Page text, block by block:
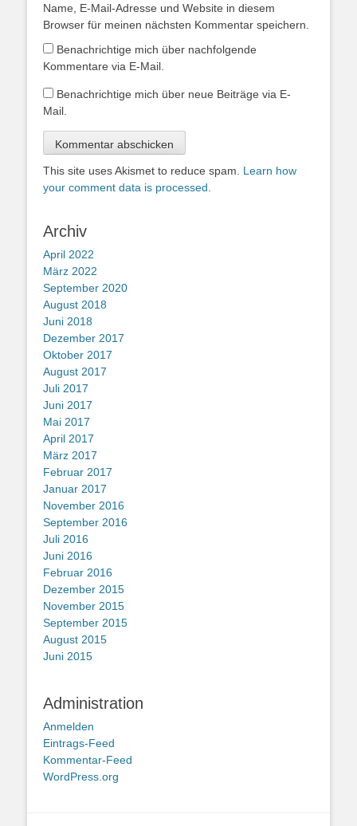
Name, E-Mail-Adresse und Website in diesem
Browser für meinen nächsten Kommentar speichern.
Benachrichtige mich über nachfolgende
Kommentare via E-Mail.
Benachrichtige mich über neue Beiträge via E-
Mail.
This site uses Akismet to reduce spam. Learn how
your comment data is processed
Archiv
April 2022
März 2022
September 2020
August 2018
Juni 2018
Dezember 2017
Oktober 2017
August 2017
Juli 2017
Juni 2017
Mai 2017
April 2017
März 2017
Februar 2017
Januar 2017
November 2016
September 2016
Juli 2016
Juni 2016
Februar 2016
Dezember 2015
November 2015
September 2015
August 2015
Juni 2015
Administration
Anmelden
Eintrags-Feed
Kommentar-Feed
WordPress.org